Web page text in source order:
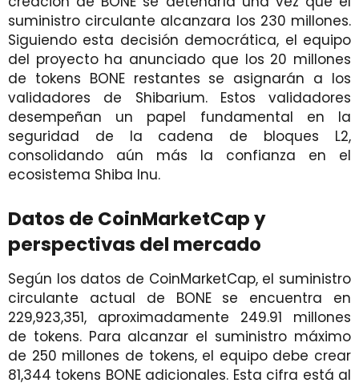
suministro circulante alcanzara los 230 millones.
Siguiendo esta decisión democrática, el equipo
del proyecto ha anunciado que los 20 millones
de tokens BONE restantes se asignarán a los
validadores de Shibarium. Estos validadores
desempeñan un papel fundamental en la
seguridad de la cadena de bloques L2,
consolidando aún más la confianza en el
ecosistema Shiba Inu.
Datos de CoinMarketCap y
perspectivas del mercado
Según los datos de CoinMarketCap, el suministro
circulante actual de BONE se encuentra en
229,923,351, aproximadamente 249.91 millones
de tokens. Para alcanzar el suministro máximo
de 250 millones de tokens, el equipo debe crear
81,344 tokens BONE adicionales. Esta cifra está al